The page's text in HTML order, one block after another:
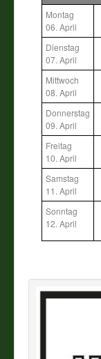
Montag
06. April
Dienstag
07. April
Mittwoch
08. April
Donnerstag
09. April
Freitag
10. April
Samstag
11. April
Sonntag
12. April